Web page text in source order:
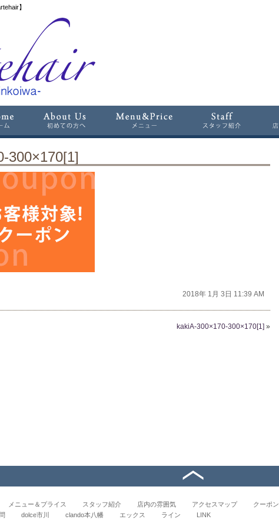
】
300×170[1]
2018年 1月 3日 11:39 AM
kakiA-300×170-300×170[1] »
メニュー＆プライス スタッフ紹介 店内の雰囲気 アクセスマップ
クーポン
dolce市川 clando本八幡 エックス ライン LINK